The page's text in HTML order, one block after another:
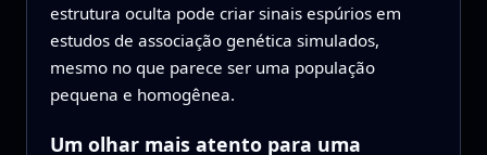
estrutura oculta pode criar sinais espúrios em
estudos de associação genética simulados,
mesmo no que parece ser uma população
pequena e homogênea.
Um olhar mais atento para uma